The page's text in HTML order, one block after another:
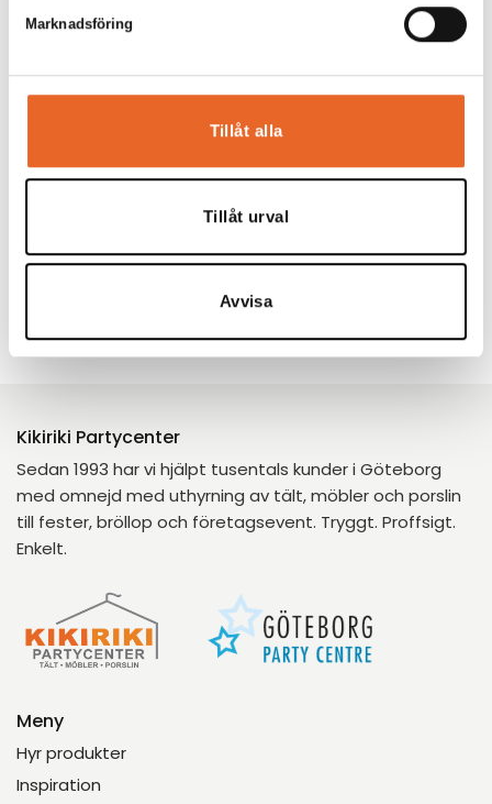
Marknadsföring
Tillåt alla
Tillåt urval
Avvisa
Bord 120x80cm
Montagepris: 20,00kr
Förgyll ditt evenemang
Kikiriki Partycenter
Sedan 1993 har vi hjälpt tusentals kunder i Göteborg
med omnejd med uthyrning av tält, möbler och porslin
till fester, bröllop och företagsevent. Tryggt. Proffsigt.
Enkelt.
Meny
Hyr produkter
Inspiration